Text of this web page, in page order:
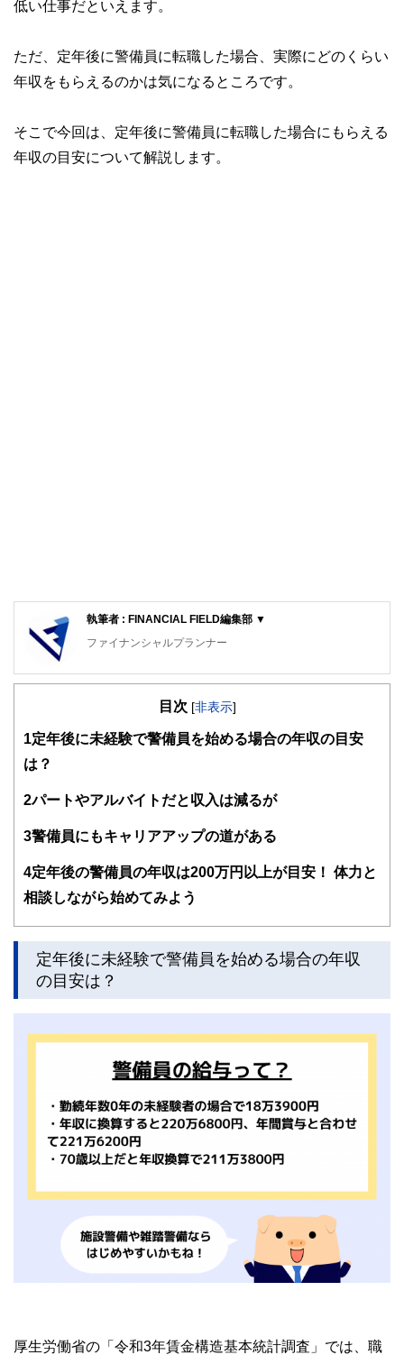
低い仕事だといえます。
ただ、定年後に警備員に転職した場合、実際にどのくらい
年収をもらえるのかは気になるところです。
そこで今回は、定年後に警備員に転職した場合にもらえる
年収の目安について解説します。
執筆者 : FINANCIAL FIELD編集部 ▼
ファイナンシャルプランナー
FinancialField編集部は、金融、経済に関する記事を、日々
知識がない方でも理解できるようわかりやすく発信していま
関わることで、読者目線のコンテンツを追求しています。
FinancialFieldの特徴は、ファイナンシャルプランナー、弁
ドバイザー、DCプランナー、公認会計士、社会保険労務
士、行政書士、投資アナリスト、キャリアコンサルタントな
ど150名以上の有資格者を執筆者・監修者として迎え、むず
をわかりやすく発信している点です。
このように編集経験豊富なメンバーと金融や経済に精通した
執筆者・監修者による執筆体制を築くことで、内容のわかり
やすさはもちろんのこと、読み応えのあるコンテンツと確か
目次 [非表示]
1定年後に未経験で警備員を始める場合の年収の目安
は？
2パートやアルバイトだと収入は減るが
3警備員にもキャリアアップの道がある
4定年後の警備員の年収は200万円以上が目安！ 体力と
相談しながら始めてみよう
定年後に未経験で警備員を始める場合の年収
の目安は？
厚生労働省の「令和3年賃金構造基本統計調査」では、職